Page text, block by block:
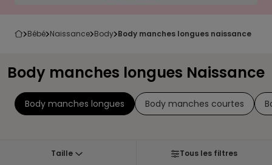
bébé naissance body body manches longues naissance
Body manches longues Naissance
Body manches longues Body manches courtes
Taille Tous les filtres